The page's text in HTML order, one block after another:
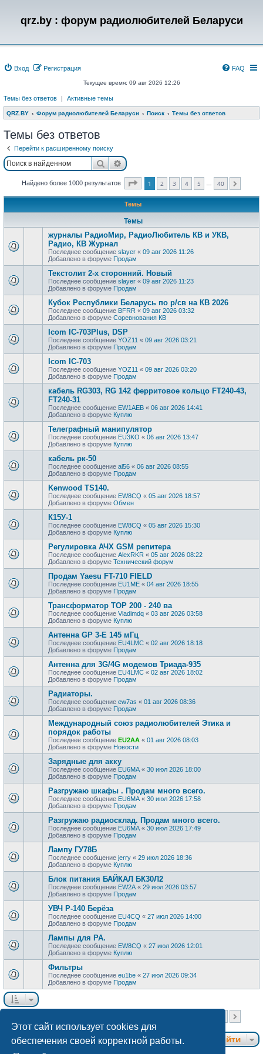
Этот сайт использует cookies для
обеспечения своей корректной работы.
qrz.by : форум радиолюбителей Беларуси
Вход Регистрация FAQ
Текущее время: 09 авг 2026 12:26
Темы без ответов | Активные темы
QRZ.BY Форум радиолюбителей Беларуси Поиск Темы без ответов
Темы без ответов
Перейти к расширенному поиску
ПоискРасширенный поиск
Найдено более 1000 результатов Страница из
1 2 3 4 5 40
Темы
Темы
журналы РадиоМир, РадиоЛюбитель КВ и УКВ,
Радио, КВ Журнал
Последнее сообщение slayer « 09 авг 2026 11:26
Добавлено в форуме Продам
Текстолит 2-х сторонний. Новый
Последнее сообщение slayer « 09 авг 2026 11:23
Добавлено в форуме Продам
Кубок Республики Беларусь по р/св на КВ 2026
Последнее сообщение BFRR « 09 авг 2026 03:32
Добавлено в форуме Соревнования КВ
Icom IC-703Plus, DSP
Последнее сообщение YOZ11 « 09 авг 2026 03:21
Добавлено в форуме Продам
Icom IC-703
Последнее сообщение YOZ11 « 09 авг 2026 03:20
Добавлено в форуме Продам
кабель RG303, RG 142 ферритовое кольцо FT240-43,
FT240-31
Последнее сообщение EW1AEB « 06 авг 2026 14:41
Добавлено в форуме Куплю
Телеграфный манипулятор
Последнее сообщение EU3KO « 06 авг 2026 13:47
Добавлено в форуме Куплю
кабель рк-50
Последнее сообщение al56 « 06 авг 2026 08:55
Добавлено в форуме Продам
Kenwood TS140.
Последнее сообщение EW8CQ « 05 авг 2026 18:57
Добавлено в форуме Обмен
К15У-1
Последнее сообщение EW8CQ « 05 авг 2026 15:30
Добавлено в форуме Куплю
Регулировка АЧХ GSM репитера
Последнее сообщение AlexRKR « 05 авг 2026 08:22
Добавлено в форуме Технический форум
Продам Yaesu FT-710 FIELD
Последнее сообщение EU1ME « 04 авг 2026 18:55
Добавлено в форуме Продам
Трансформатор ТОР 200 - 240 ва
Последнее сообщение Vladimdq « 03 авг 2026 03:58
Добавлено в форуме Куплю
Антенна GP 3-E 145 мГц
Последнее сообщение EU4LMC « 02 авг 2026 18:18
Добавлено в форуме Продам
Антенна для 3G/4G модемов Триада-935
Последнее сообщение EU4LMC « 02 авг 2026 18:02
Добавлено в форуме Продам
Радиаторы.
Последнее сообщение ew7as « 01 авг 2026 08:36
Добавлено в форуме Продам
Международный союз радиолюбителей Этика и
порядок работы
Последнее сообщение EU2AA « 01 авг 2026 08:03
Добавлено в форуме Новости
Зарядные для акку
Последнее сообщение EU6MA « 30 июл 2026 18:00
Добавлено в форуме Продам
Разгружаю шкафы . Продам много всего.
Последнее сообщение EU6MA « 30 июл 2026 17:58
Добавлено в форуме Продам
Разгружаю радиосклад. Продам много всего.
Последнее сообщение EU6MA « 30 июл 2026 17:49
Добавлено в форуме Продам
Лампу ГУ78Б
Последнее сообщение jerry « 29 июл 2026 18:36
Добавлено в форуме Куплю
Блок питания БАЙКАЛ БК30Л2
Последнее сообщение EW2A « 29 июл 2026 03:57
Добавлено в форуме Продам
УВЧ Р-140 Берёза
Последнее сообщение EU4CQ « 27 июл 2026 14:00
Добавлено в форуме Продам
Лампы для РА.
Последнее сообщение EW8CQ « 27 июл 2026 12:01
Добавлено в форуме Куплю
Фильтры
Последнее сообщение eu1be « 27 июл 2026 09:34
Добавлено в форуме Продам
Перейти